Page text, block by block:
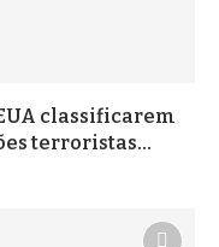
classificarem
terroristas...